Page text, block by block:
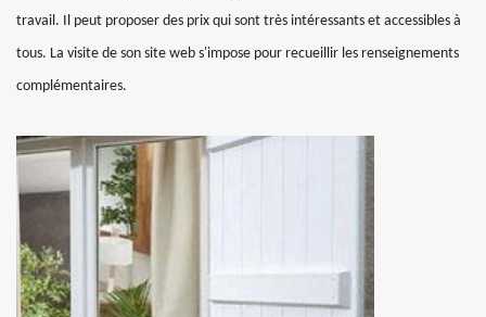
travail. Il peut proposer des prix qui sont très intéressants et accessibles à
tous. La visite de son site web s'impose pour recueillir les renseignements
complémentaires.